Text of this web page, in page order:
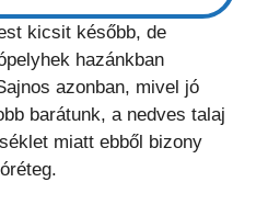
kicsit később, de
hazánkban
azonban, mivel jó
barátunk, a nedves talaj
miatt ebből bizony